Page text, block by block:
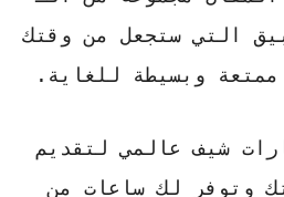
التي ستجعل من وقتك
وبسيطة للغاية.
شيف عالمي لتقديم
وتوفر لك ساعات من